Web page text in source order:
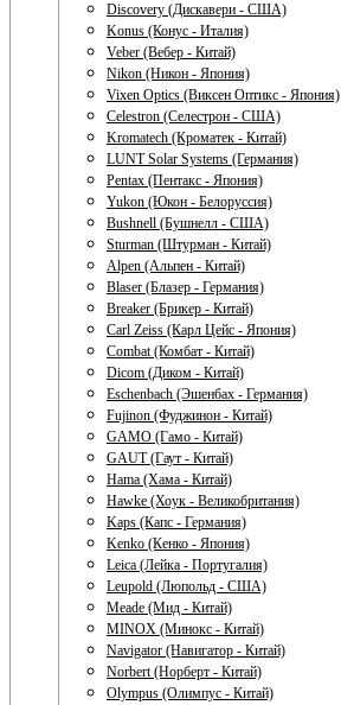
Discovery (Дискавери - США)
Konus (Конус - Италия)
Veber (Вебер - Китай)
Nikon (Никон - Япония)
Vixen Optics (Виксен Оптикс - Япония)
Celestron (Селестрон - США)
Kromatech (Кроматек - Китай)
LUNT Solar Systems (Германия)
Pentax (Пентакс - Япония)
Yukon (Юкон - Белоруссия)
Bushnell (Бушнелл - США)
Sturman (Штурман - Китай)
Alpen (Альпен - Китай)
Blaser (Блазер - Германия)
Breaker (Брикер - Китай)
Carl Zeiss (Карл Цейс - Япония)
Combat (Комбат - Китай)
Dicom (Диком - Китай)
Eschenbach (Эшенбах - Германия)
Fujinon (Фуджинон - Китай)
GAMO (Гамо - Китай)
GAUT (Гаут - Китай)
Hama (Хама - Китай)
Hawke (Хоук - Великобритания)
Kaps (Капс - Германия)
Kenko (Кенко - Япония)
Leica (Лейка - Португалия)
Leupold (Люпольд - США)
Meade (Мид - Китай)
MINOX (Минокс - Китай)
Navigator (Навигатор - Китай)
Norbert (Норберт - Китай)
Olympus (Олимпус - Китай)